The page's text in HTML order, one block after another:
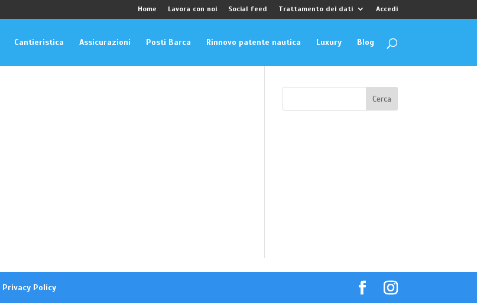
Home Lavora con noi Social feed Trattamento dei dati Accedi
Cantieristica Assicurazioni Posti Barca Rinnovo patente nautica Luxury Blog
Privacy Policy